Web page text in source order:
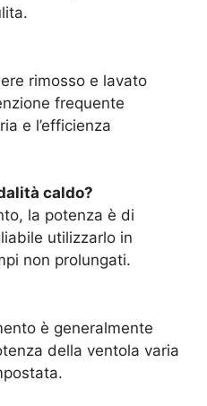
rimosso e lavato
frequente
e l’efficienza
caldo?
la potenza è di
utilizzarlo in
non prolungati.
è generalmente
della ventola varia